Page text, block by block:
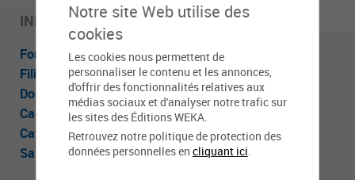
Notre site Web utilise des
cookies
Les cookies nous permettent de
personnaliser le contenu et les annonces,
d'offrir des fonctionnalités relatives aux
médias sociaux et d'analyser notre trafic sur
les sites des Éditions WEKA.
Retrouvez notre politique de protection des
données personnelles en cliquant ici.
INFOS CLÉS
Fonction publique:Fonction Publique Territoriale
Filière
Administrative
Domaine d'activité:Ressources humaines
Cadre d'emploi:Administrateur
Catégorie:A
Salaire moyen:3 030 €